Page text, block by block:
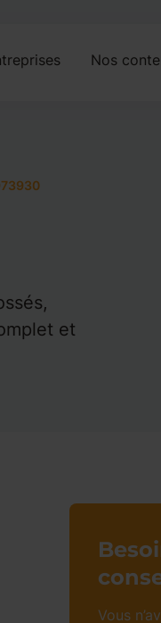
Nos
et
Vous